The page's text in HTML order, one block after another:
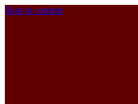
Skip to content